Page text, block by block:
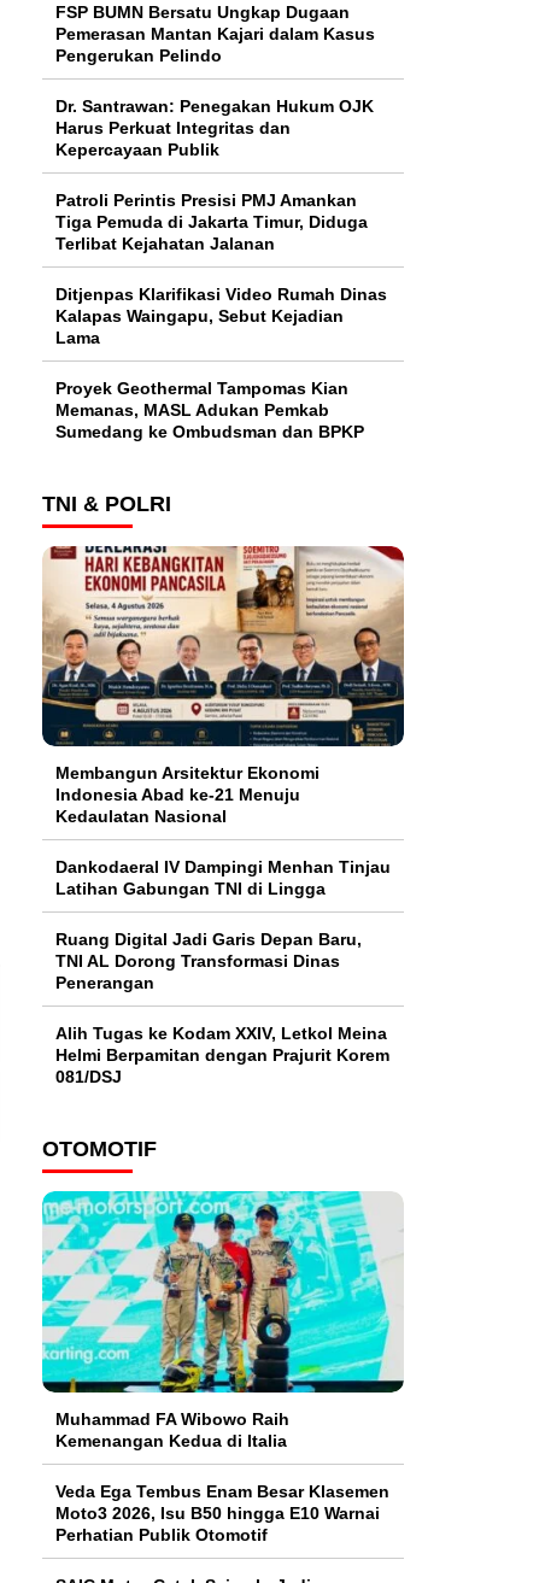
FSP BUMN Bersatu Ungkap Dugaan
Pemerasan Mantan Kajari dalam Kasus
Pengerukan Pelindo
Dr. Santrawan: Penegakan Hukum OJK
Harus Perkuat Integritas dan
Kepercayaan Publik
Patroli Perintis Presisi PMJ Amankan
Tiga Pemuda di Jakarta Timur, Diduga
Terlibat Kejahatan Jalanan
Ditjenpas Klarifikasi Video Rumah Dinas
Kalapas Waingapu, Sebut Kejadian
Lama
Proyek Geothermal Tampomas Kian
Memanas, MASL Adukan Pemkab
Sumedang ke Ombudsman dan BPKP
TNI & POLRI
Membangun Arsitektur Ekonomi
Indonesia Abad ke-21 Menuju
Kedaulatan Nasional
Dankodaeral IV Dampingi Menhan Tinjau
Latihan Gabungan TNI di Lingga
Ruang Digital Jadi Garis Depan Baru,
TNI AL Dorong Transformasi Dinas
Penerangan
Alih Tugas ke Kodam XXIV, Letkol Meina
Helmi Berpamitan dengan Prajurit Korem
081/DSJ
OTOMOTIF
Muhammad FA Wibowo Raih
Kemenangan Kedua di Italia
Veda Ega Tembus Enam Besar Klasemen
Moto3 2026, Isu B50 hingga E10 Warnai
Perhatian Publik Otomotif